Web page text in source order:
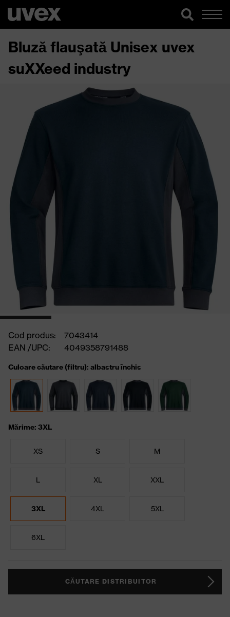
Bluză flauşată Unisex uvex
suXXeed industry
Cod produs:
7043414
EAN /UPC:
4049358791488
Culoare căutare (filtru): albastru închis
Mărime: 3XL
XS S M
L XL XXL
3XL 4XL 5XL
6XL
CĂUTARE DISTRIBUITOR